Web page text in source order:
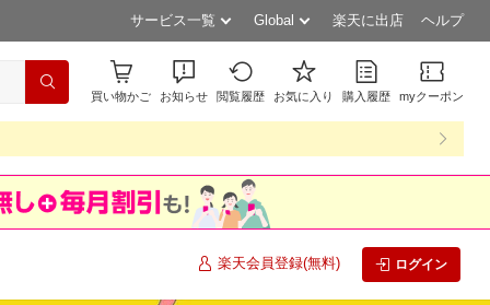
サービス一覧 Global 楽天に出店 ヘルプ
買い物かご お知らせ 閲覧履歴 お気に入り 購入履歴 myクーポン
楽天会員登録(無料) ログイン